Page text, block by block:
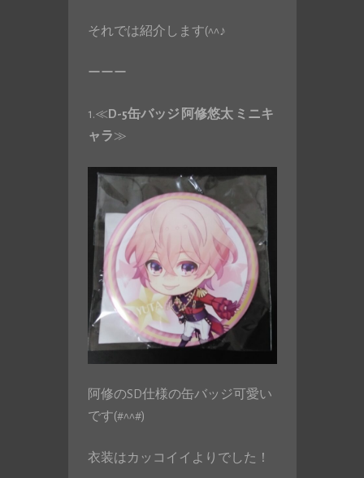
それでは紹介します(^^♪
ーーー
1.≪ D-5缶バッジ 阿修悠太 ミニキ
ャラ≫
阿修のSD仕様の缶バッジ可愛い
です(#^^#)
衣装はカッコイイよりでした！